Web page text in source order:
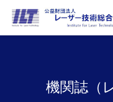
機関誌（